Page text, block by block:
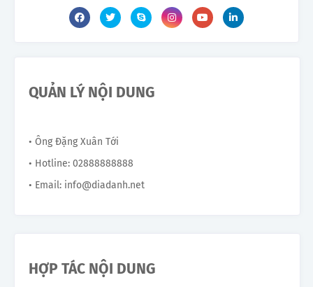
QUẢN LÝ NỘI DUNG
• Ông Đặng Xuân Tới
• Hotline: 02888888888
• Email: info@diadanh.net
HỢP TÁC NỘI DUNG